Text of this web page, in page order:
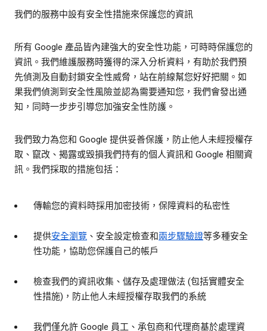
我們的服務中設有安全性措施來保護您的資訊
所有 Google 產品皆內建強大的安全性功能，可時時保護您的
資訊。我們維護服務時獲得的深入分析資料，有助於我們預
先偵測及自動封鎖安全性威脅，站在前線幫您好好把關。如
果我們偵測到安全性風險並認為需要通知您，我們會發出通
知，同時一步步引導您加強安全性防護。
我們致力為您和 Google 提供妥善保護，防止他人未經授權存
取、竄改、揭露或毀損我們持有的個人資訊和 Google 相關資
訊。我們採取的措施包括：
傳輸您的資料時採用加密技術，保障資料的私密性
提供安全瀏覽 、安全設定檢查和兩步驟驗證等多種安全
性功能，協助您保護自己的帳戶
檢查我們的資訊收集、儲存及處理做法 (包括實體安全
性措施)，防止他人未經授權存取我們的系統
我們僅允許 Google 員工、承包商和代理商基於處理資